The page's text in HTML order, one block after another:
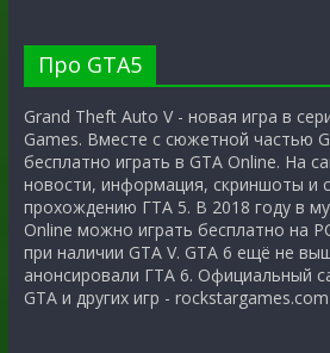
Про GTA5
Grand Theft Auto V - новая игра в
Games. Вместе с сюжетной частью
бесплатно играть в GTA Online. На
новости, информация, скриншоты и
прохождению ГТА 5. В 2018 году в
Online можно играть бесплатно на
при наличии GTA V. GTA 6 ещё не
анонсировали ГТА 6. Официальный
GTA и других игр - rockstargames.com